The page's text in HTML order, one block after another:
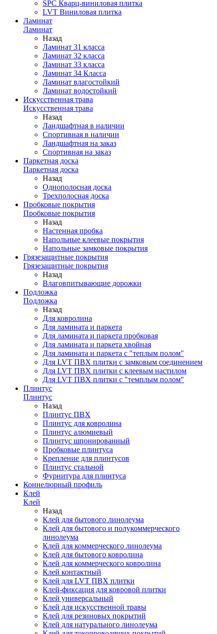
SPC Кварц-виниловая плитка
LVT Виниловая плитка
Ламинат
Ламинат
Назад
Ламинат 31 класса
Ламинат 32 класса
Ламинат 33 класса
Ламинат 34 Класса
Ламинат влагостойкий
Ламинат водостойкий
Искусственная трава
Искусственная трава
Назад
Ландшафтная в наличии
Спортивная в наличии
Ландшафтная на заказ
Спортивная на заказ
Паркетная доска
Паркетная доска
Назад
Однополосная доска
Трехполосная доска
Пробковые покрытия
Пробковые покрытия
Назад
Настенная пробка
Напольные клеевые покрытия
Напольные замковые покрытия
Грязезащитные покрытия
Грязезащитные покрытия
Назад
Влаговпитывающие дорожки
Подложка
Подложка
Назад
Для ковролина
Для ламината и паркета
Для ламината и паркета пробковая
Для ламината и паркета хвойная
Для ламината и паркета с "теплым полом"
Для LVT ПВХ плитки с замковым соединением
Для LVT ПВХ плитки с клеевым настилом
Для LVT ПВХ плитки с "темплым полом"
Плинтус
Плинтус
Назад
Плинтус ПВХ
Плинтус для ковролина
Плинтус алюмиевый
Плинтус шпонированный
Пробковые плинтуса
Крепление для плинтусов
Плинтус стальной
Фурнитура для плинтуса
Коннелюрный профиль
Клей
Клей
Назад
Клей для бытового линолеума
Клей для бытового и полукоммерческого
линолеума
Клей для коммерческого линолеума
Клей для бытового ковролина
Клей для коммерческого ковролина
Клей контактный
Клей для LVT ПВХ плитки
Клей-фиксация для ковровой плитки
Клей универсальный
Клей для искусственной травы
Клей для резиновых покрытий
Клей для натурального линолеума